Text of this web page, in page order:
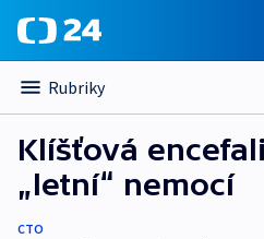
Rubriky
Klíšťová
„letní“ nemocí
CTO